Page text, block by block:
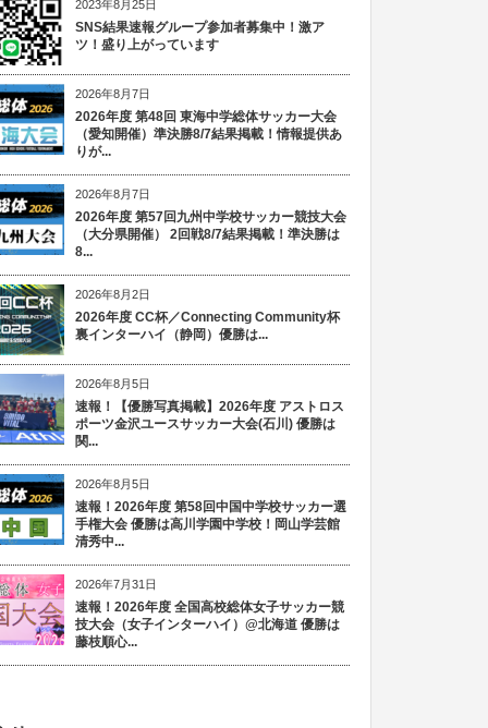
2023年8月25日
SNS結果速報グループ参加者募集中！激ア
ツ！盛り上がっています
2026年8月7日
2026年度 第48回 東海中学総体サッカー大会
（愛知開催）準決勝8/7結果掲載！情報提供あ
りが...
2026年8月7日
2026年度 第57回九州中学校サッカー競技大会
（大分県開催） 2回戦8/7結果掲載！準決勝は
8...
2026年8月2日
2026年度 CC杯／Connecting Community杯
裏インターハイ（静岡）優勝は...
2026年8月5日
速報！【優勝写真掲載】2026年度 アストロス
ポーツ金沢ユースサッカー大会(石川) 優勝は
関...
2026年8月5日
速報！2026年度 第58回中国中学校サッカー選
手権大会 優勝は高川学園中学校！岡山学芸館
清秀中...
2026年7月31日
速報！2026年度 全国高校総体女子サッカー競
技大会（女子インターハイ）@北海道 優勝は
藤枝順心...